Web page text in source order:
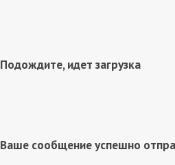
Подождите, идет загрузка
Ваше сообщение успешно